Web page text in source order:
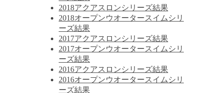
2018アクアスロンシリーズ結果
2018オープンウオータースイムシリ
ーズ結果
2017アクアスロンシリーズ結果
2017オープンウオータースイムシリ
ーズ結果
2016アクアスロンシリーズ結果
2016オープンウオータースイムシリ
ーズ結果